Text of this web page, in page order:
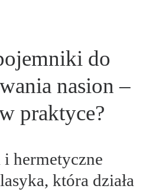
do
nasion –
praktyce?
i hermetyczne
która działa